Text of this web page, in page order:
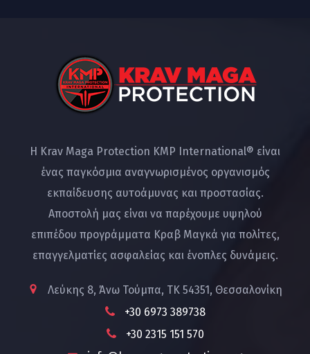
Η Krav Maga Protection KMP International® είναι
ένας παγκόσμια αναγνωρισμένος οργανισμός
εκπαίδευσης αυτοάμυνας και προστασίας.
Αποστολή μας είναι να παρέχουμε υψηλού
επιπέδου προγράμματα Κραβ Μαγκά για πολίτες,
επαγγελματίες ασφαλείας και ένοπλες δυνάμεις.
Λεύκης 8, Άνω Τούμπα, ΤΚ 54351, Θεσσαλονίκη
+30 6973 389738
+30 2315 151 570